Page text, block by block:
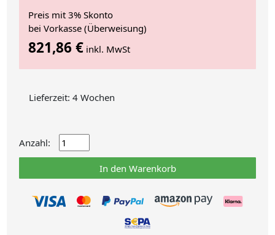
Preis mit 3% Skonto
bei Vorkasse (Überweisung)
821,86 € inkl. MwSt
Lieferzeit: 4 Wochen
Anzahl:
In den Warenkorb